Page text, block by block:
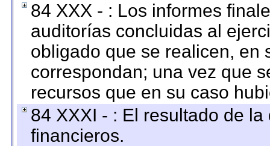
84 XXX - : Los informes
auditorías concluidas al
obligado que se realicen, en
correspondan; una vez que
recursos que en su caso
84 XXXI - : El resultado de
financieros.